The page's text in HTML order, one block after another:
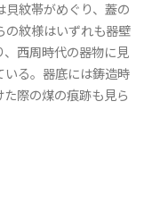
紋帯がめぐり、蓋の
の紋様はいずれも器壁
西周時代の器物に見
いる。器底には鋳造時
際の煤の痕跡も見ら